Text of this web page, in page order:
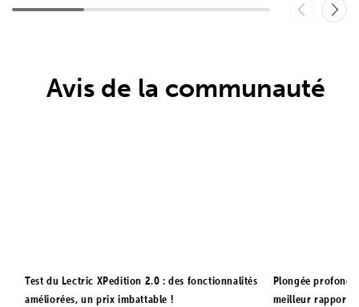
Avis de la communauté
Test du Lectric XPedition 2.0 : des fonctionnalités
améliorées, un prix imbattable !
Plongée
meilleur rapport